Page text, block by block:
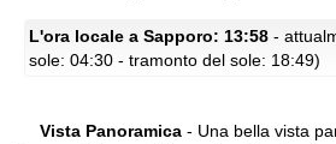
L'ora locale a Sapporo: 13:58 -
sole: 04:30 - tramonto del sole: 18:49)
Vista Panoramica - Una bella vista